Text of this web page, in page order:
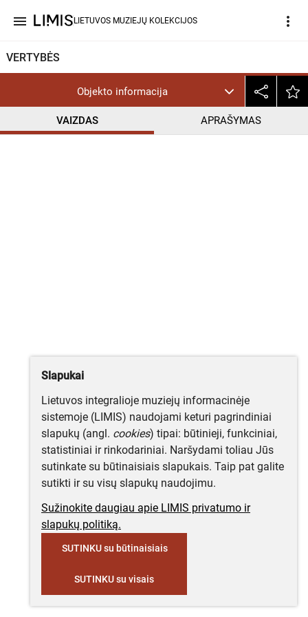
menu LIETUVOS MUZIEJŲ KOLEKCIJOS more_vert
VERTYBĖS
Objekto informacija
VAIZDAS APRAŠYMAS
Slapukai
Lietuvos integralioje muziejų informacinėje
sistemoje (LIMIS) naudojami keturi pagrindiniai
slapukų (angl. cookies) tipai: būtinieji, funkciniai,
statistiniai ir rinkodariniai. Naršydami toliau Jūs
sutinkate su būtinaisiais slapukais. Taip pat galite
sutikti ir su visų slapukų naudojimu.
Sužinokite daugiau apie LIMIS privatumo ir
slapukų politiką.
SUTINKU su būtinaisiais
SUTINKU su visais